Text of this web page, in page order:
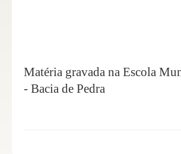
Matéria gravada na Escola
- Bacia de Pedra